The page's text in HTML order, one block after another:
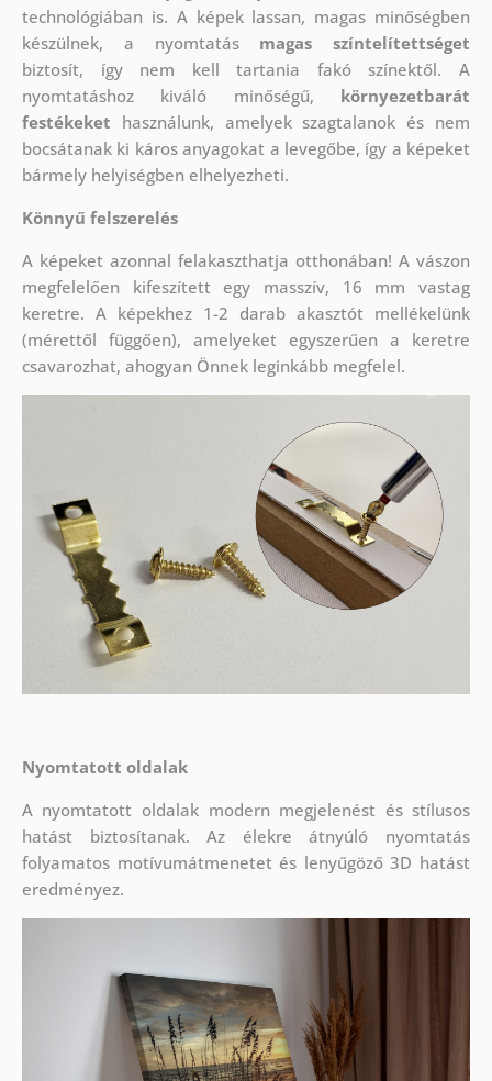
technológiában is. A képek lassan, magas minőségben
készülnek, a nyomtatás magas színtelítettséget
biztosít, így nem kell tartania fakó színektől. A
nyomtatáshoz kiváló minőségű, környezetbarát
festékeket használunk, amelyek szagtalanok és nem
bocsátanak ki káros anyagokat a levegőbe, így a képeket
bármely helyiségben elhelyezheti.
Könnyű felszerelés
A képeket azonnal felakaszthatja otthonában! A vászon
megfelelően kifeszített egy masszív, 16 mm vastag
keretre. A képekhez 1-2 darab akasztót mellékelünk
(mérettől függően), amelyeket egyszerűen a keretre
csavarozhat, ahogyan Önnek leginkább megfelel.
Nyomtatott oldalak
A nyomtatott oldalak modern megjelenést és stílusos
hatást biztosítanak. Az élekre átnyúló nyomtatás
folyamatos motívumátmenetet és lenyűgöző 3D hatást
eredményez.